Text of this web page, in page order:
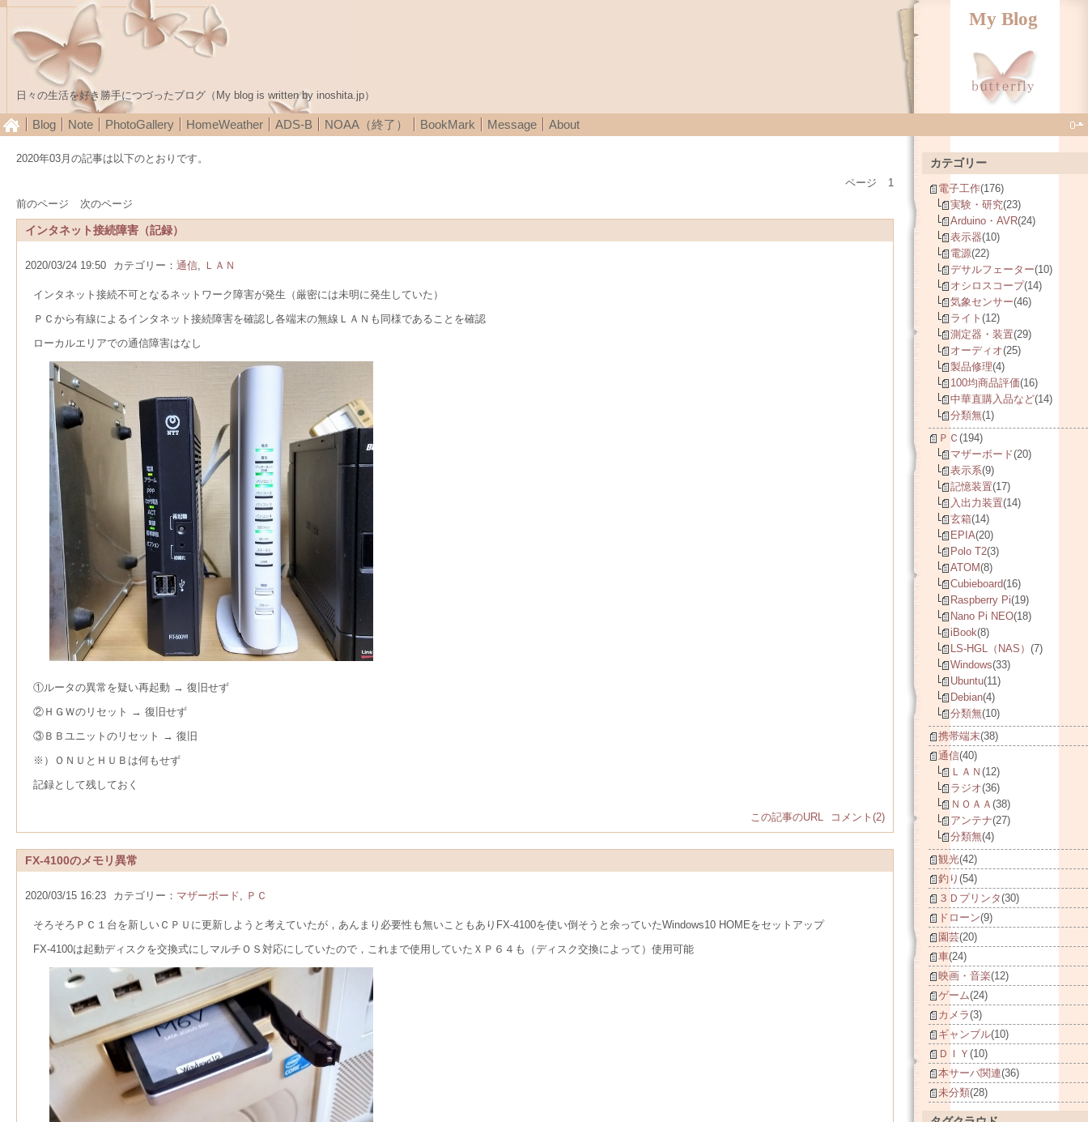
My Blog
日々の生活を好き勝手につづったブログ（My blog is written by inoshita.jp）
Blog Note PhotoGallery HomeWeather ADS-B NOAA（終了） BookMark Message About
2020年03月の記事は以下のとおりです。
ページ
1
前のページ
次のページ
インタネット接続障害（記録）
2020/03/24 19:50 カテゴリー： 通信, ＬＡＮ
インタネット接続不可となるネットワーク障害が発生（厳密には未明に発生していた）
ＰＣから有線によるインタネット接続障害を確認し各端末の無線ＬＡＮも同様であることを確認
ローカルエリアでの通信障害はなし
①ルータの異常を疑い再起動 → 復旧せず
②ＨＧＷのリセット → 復旧せず
③ＢＢユニットのリセット → 復旧
※）ＯＮＵとＨＵＢは何もせず
記録として残しておく
この記事のURL コメント(2)
FX-4100のメモリ異常
2020/03/15 16:23 カテゴリー： マザーボード, ＰＣ
そろそろＰＣ１台を新しいＣＰＵに更新しようと考えていたが，あんまり必要性も無いこともありFX-4100を使い倒そうと余っていたWindows10 HOMEをセットアップ
FX-4100は起動ディスクを交換式にしマルチＯＳ対応にしていたので，これまで使用していたＸＰ６４も（ディスク交換によって）使用可能
カテゴリー
電子工作(176)
実験・研究(23)
Arduino・AVR(24)
表示器(10)
電源(22)
デサルフェーター(10)
オシロスコープ(14)
気象センサー(46)
ライト (12)
測定器・装置(29)
オーディオ(25)
製品修理(4)
100均商品評価(16)
中華直購入品など(14)
分類無(1)
ＰＣ (194)
マザーボード(20)
表示系(9)
記憶装置(17)
入出力装置(14)
玄箱(14)
EPIA(20)
Polo T2(3)
ATOM(8)
Cubieboard(16)
Raspberry Pi(19)
Nano Pi NEO(18)
iBook(8)
LS-HGL（NAS） (7)
Windows(33)
Ubuntu(11)
Debian(4)
分類無(10)
携帯端末(38)
通信(40)
ＬＡＮ (12)
ラジオ(36)
ＮＯＡＡ (38)
アンテナ(27)
分類無(4)
観光(42)
釣り (54)
３Ｄプリンタ(30)
ドローン(9)
園芸(20)
車(24)
映画・音楽(12)
ゲーム(24)
カメラ(3)
ギャンブル(10)
ＤＩＹ (10)
本サーバ関連(36)
未分類(28)